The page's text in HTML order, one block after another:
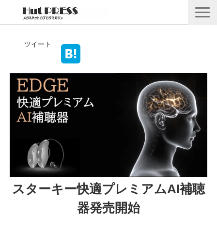
採用情報
ツイート
スターキー快適プレミアムAI補聴
器発売開始